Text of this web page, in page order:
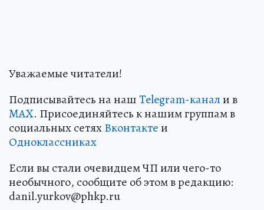
Уважаемые читатели!
Подписывайтесь на нашTelegram-канали в
MAX. Присоединяйтесь к нашим группам в
социальных сетяхВконтактеи
Одноклассниках
Если вы стали очевидцем ЧП или чего-то
необычного, сообщите об этом в редакцию:
danil.yurkov@phkp.ru